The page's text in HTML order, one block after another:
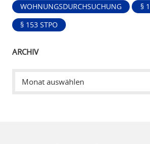
WOHNUNGSDURCHSUCHUNG §
§ 153 STPO
ARCHIV